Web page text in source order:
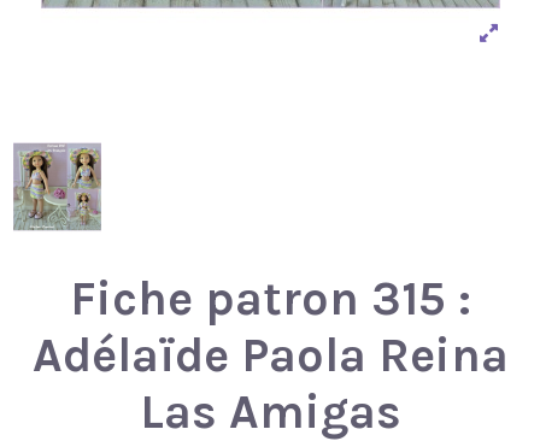
Fiche patron 315 :
Adélaïde Paola Reina
Las Amigas